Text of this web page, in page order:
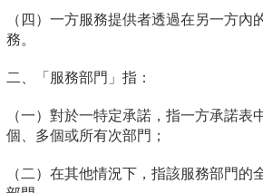
（四）一方服務提供者透過在另一方內
務。
二、「服務部門」指：
（一）對於一特定承諾，指一方承諾表
個、多個或所有次部門；
（二）在其他情況下，指該服務部門的